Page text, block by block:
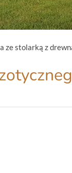
ze stolarką z